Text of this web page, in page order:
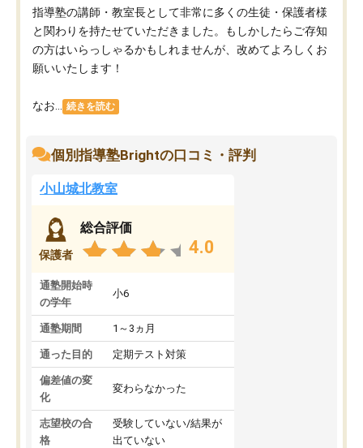
指導塾の講師・教室長として非常に多くの生徒・保護者様
と関わりを持たせていただきました。もしかしたらご存知
の方はいらっしゃるかもしれませんが、改めてよろしくお
願いいたします！
なお... 続きを読む
個別指導塾Brightの口コミ・評判
小山城北教室
保護者
総合評価
4.0
通塾開始時
の学年
小6
通塾期間 1～3ヵ月
通った目的 定期テスト対策
偏差値の変
化
変わらなかった
志望校の合
格
受験していない/結果が
出ていない